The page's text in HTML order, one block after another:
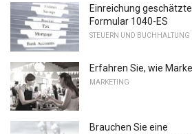
Einreichung
Formular 1040-ES
STEUERN UND BUCHHALTUNG
Erfahren Sie, wie
MARKETING
Brauchen Sie eine